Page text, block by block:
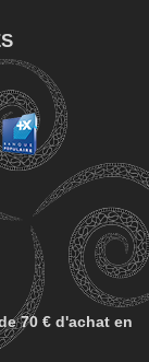
70 € d'achat en